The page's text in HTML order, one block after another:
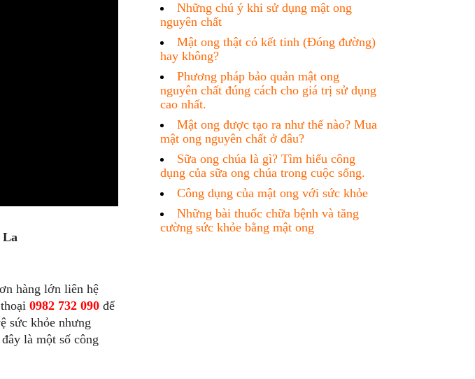
La
hàng lớn liên hệ
0982 732 090 để
sức khỏe nhưng
là một số công
Những chú ý khi sử dụng mật ong
nguyên chất
Mật ong thật có kết tinh (Đóng đường)
hay không?
Phương pháp bảo quản mật ong
nguyên chất đúng cách cho giá trị sử dụng
cao nhất.
Mật ong được tạo ra như thế nào? Mua
mật ong nguyên chất ở đâu?
Sữa ong chúa là gì? Tìm hiểu công
dụng của sữa ong chúa trong cuộc sống.
Công dụng của mật ong với sức khỏe
Những bài thuốc chữa bệnh và tăng
cường sức khỏe bằng mật ong